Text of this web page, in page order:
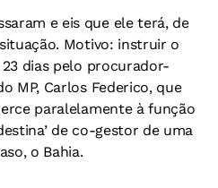
e eis que ele terá, de
Motivo: instruir o
dias pelo procurador-
MP, Carlos Federico, que
paralelamente à função
de co-gestor de uma
o Bahia.